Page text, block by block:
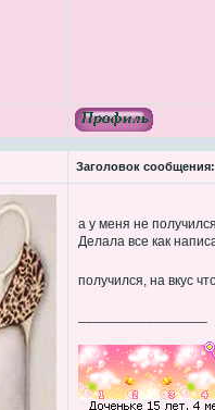
Заголовок сообщения:
а у меня не
Делала все как
получился, на вкус